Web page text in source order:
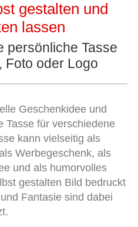
gestalten und
lassen
persönliche Tasse
Foto oder Logo
Geschenkidee und
Tasse für verschiedene
kann vielseitig als
Werbegeschenk, als
und als humorvolles
gestalten Bild bedruckt
Fantasie sind dabei